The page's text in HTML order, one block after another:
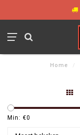
Home /
Min: €0